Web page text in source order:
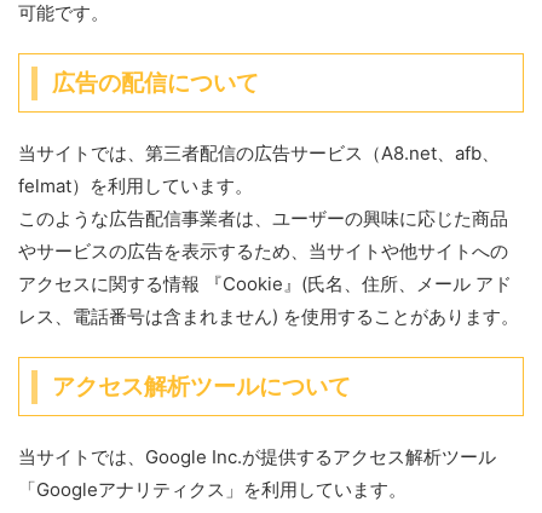
可能です。
広告の配信について
当サイトでは、第三者配信の広告サービス（A8.net、afb、
felmat）を利用しています。
このような広告配信事業者は、ユーザーの興味に応じた商品
やサービスの広告を表示するため、当サイトや他サイトへの
アクセスに関する情報 『Cookie』(氏名、住所、メール アド
レス、電話番号は含まれません) を使用することがあります。
アクセス解析ツールについて
当サイトでは、Google Inc.が提供するアクセス解析ツール
「Googleアナリティクス」を利用しています。